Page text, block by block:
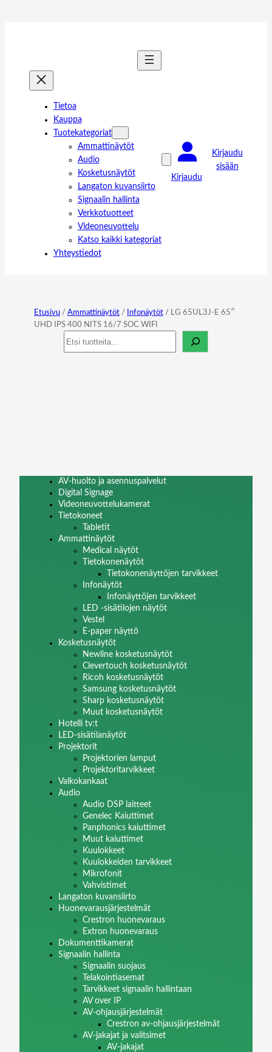
Tietoa
Kauppa
Tuotekategoriat
Ammattinäytöt
Audio
Kosketusnäytöt
Langaton kuvansiirto
Signaalin hallinta
Verkkotuotteet
Videoneuvottelu
Katso kaikki kategoriat
Yhteystiedot
Kirjaudu
Kirjaudu
sisään
Etusivu / Ammattinäytöt / Infonäytöt / LG 65UL3J-E 65″
UHD IPS 400 NITS 16/7 SOC WIFI
Haku
AV-huolto ja asennuspalvelut
Digital Signage
Videoneuvottelukamerat
Tietokoneet
Tabletit
Ammattinäytöt
Medical näytöt
Tietokonenäytöt
Tietokonenäyttöjen tarvikkeet
Infonäytöt
Infonäyttöjen tarvikkeet
LED -sisätilojen näytöt
Vestel
E-paper näyttö
Kosketusnäytöt
Newline kosketusnäytöt
Clevertouch kosketusnäytöt
Ricoh kosketusnäytöt
Samsung kosketusnäytöt
Sharp kosketusnäytöt
Muut kosketusnäytöt
Hotelli tv:t
LED-sisätilanäytöt
Projektorit
Projektorien lamput
Projektoritarvikkeet
Valkokankaat
Audio
Audio DSP laitteet
Genelec Kaiuttimet
Panphonics kaiuttimet
Muut kaiuttimet
Kuulokkeet
Kuulokkeiden tarvikkeet
Mikrofonit
Vahvistimet
Langaton kuvansiirto
Huonevarausjärjestelmät
Crestron huonevaraus
Extron huonevaraus
Dokumenttikamerat
Signaalin hallinta
Signaalin suojaus
Telakointiasemat
Tarvikkeet signaalin hallintaan
AV over IP
AV-ohjausjärjestelmät
Crestron av-ohjausjärjestelmät
AV-jakajat ja valitsimet
AV-jakajat